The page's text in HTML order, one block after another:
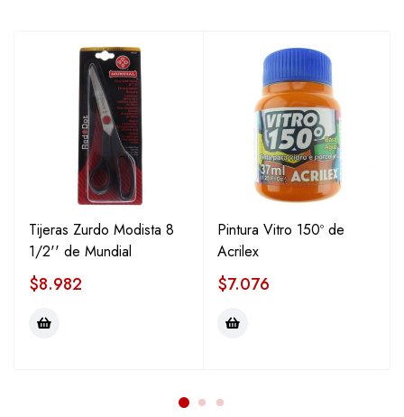
Tijeras Zurdo Modista 8
1/2'' de Mundial
$8.982
Pintura Vitro 150º de
Acrilex
$7.076